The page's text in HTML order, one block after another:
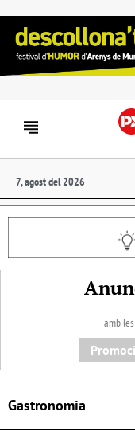
7, agost del 2026
amb
Gastronomia